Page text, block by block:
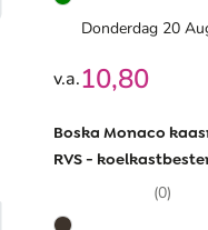
Donderdag 20
v.a.10,80
Boska Monaco
RVS -
geschenkverpakking
(0)